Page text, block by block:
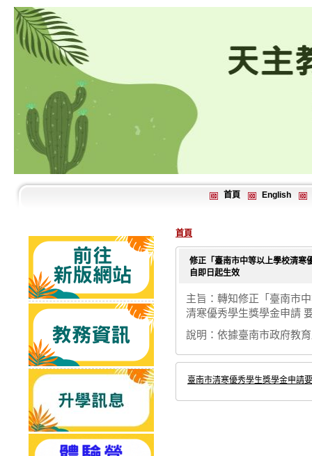
首頁 English
首頁
修正「臺南市中等以上學校清寒
自即日起生效
主旨：轉知修正「臺南市
清寒優秀學生獎學金申請
說明：依據臺南市政府教
臺南市清寒優秀學生獎學金申請